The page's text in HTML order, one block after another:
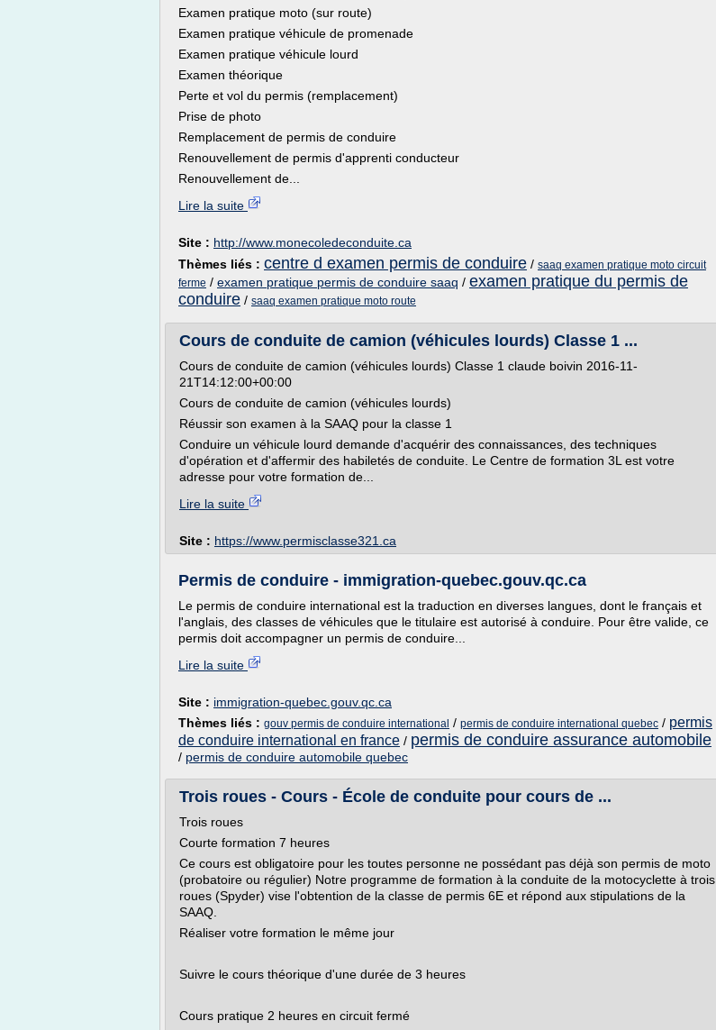
Examen pratique moto (sur route)
Examen pratique véhicule de promenade
Examen pratique véhicule lourd
Examen théorique
Perte et vol du permis (remplacement)
Prise de photo
Remplacement de permis de conduire
Renouvellement de permis d'apprenti conducteur
Renouvellement de...
Lire la suite
Site : http://www.monecoledeconduite.ca
Thèmes liés : centre d examen permis de conduire / saaq examen pratique moto circuit
ferme / examen pratique permis de conduire saaq / examen pratique du permis de
conduire / saaq examen pratique moto route
Cours de conduite de camion (véhicules lourds) Classe 1 ...
Cours de conduite de camion (véhicules lourds) Classe 1 claude boivin 2016-11-
21T14:12:00+00:00
Cours de conduite de camion (véhicules lourds)
Réussir son examen à la SAAQ pour la classe 1
Conduire un véhicule lourd demande d'acquérir des connaissances, des techniques
d'opération et d'affermir des habiletés de conduite. Le Centre de formation 3L est votre
adresse pour votre formation de...
Lire la suite
Site : https://www.permisclasse321.ca
Permis de conduire - immigration-quebec.gouv.qc.ca
Le permis de conduire international est la traduction en diverses langues, dont le français et
l'anglais, des classes de véhicules que le titulaire est autorisé à conduire. Pour être valide, ce
permis doit accompagner un permis de conduire...
Lire la suite
Site : immigration-quebec.gouv.qc.ca
Thèmes liés : gouv permis de conduire international / permis de conduire international quebec / permis
de conduire international en france / permis de conduire assurance automobile
/ permis de conduire automobile quebec
Trois roues - Cours - École de conduite pour cours de ...
Trois roues
Courte formation 7 heures
Ce cours est obligatoire pour les toutes personne ne possédant pas déjà son permis de moto
(probatoire ou régulier) Notre programme de formation à la conduite de la motocyclette à trois
roues (Spyder) vise l'obtention de la classe de permis 6E et répond aux stipulations de la
SAAQ.
Réaliser votre formation le même jour
Suivre le cours théorique d'une durée de 3 heures
Cours pratique 2 heures en circuit fermé